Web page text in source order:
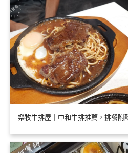
樂牧牛排屋｜中和牛排推薦，排餐附